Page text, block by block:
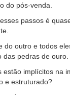
do pós-venda.
passos é
do outro e todos
das pedras de ouro.
estão implícitos na
e estruturado?